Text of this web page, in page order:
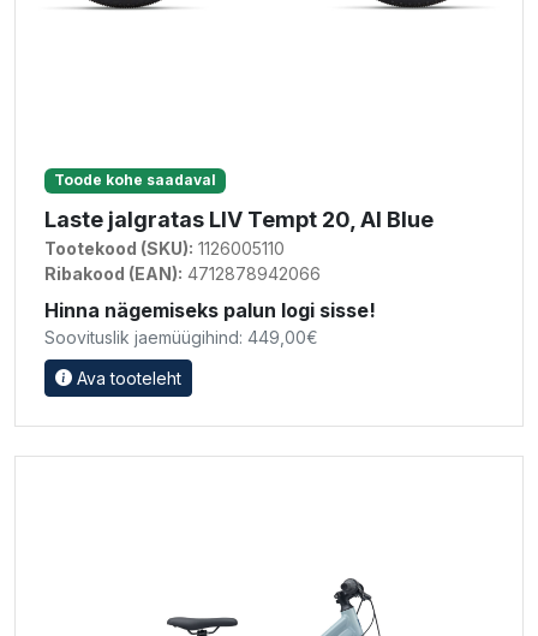
Toode kohe saadaval
Laste jalgratas LIV Tempt 20, AI Blue
Tootekood (SKU): 1126005110
Ribakood (EAN): 4712878942066
Hinna nägemiseks palun logi sisse!
Soovituslik jaemüügihind: 449,00€
Ava tooteleht